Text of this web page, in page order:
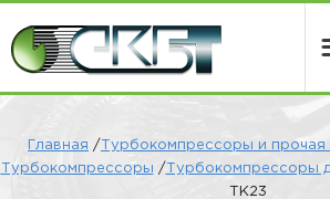
Главная / Турбокомпрессоры и прочая
Турбокомпрессоры / Турбокомпрессоры
ТК23